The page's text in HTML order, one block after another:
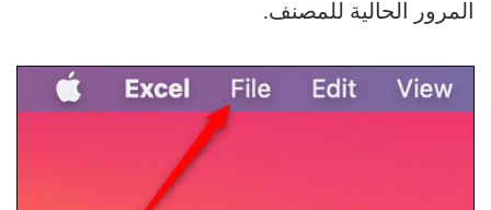
المرور الحالية للمصنف.